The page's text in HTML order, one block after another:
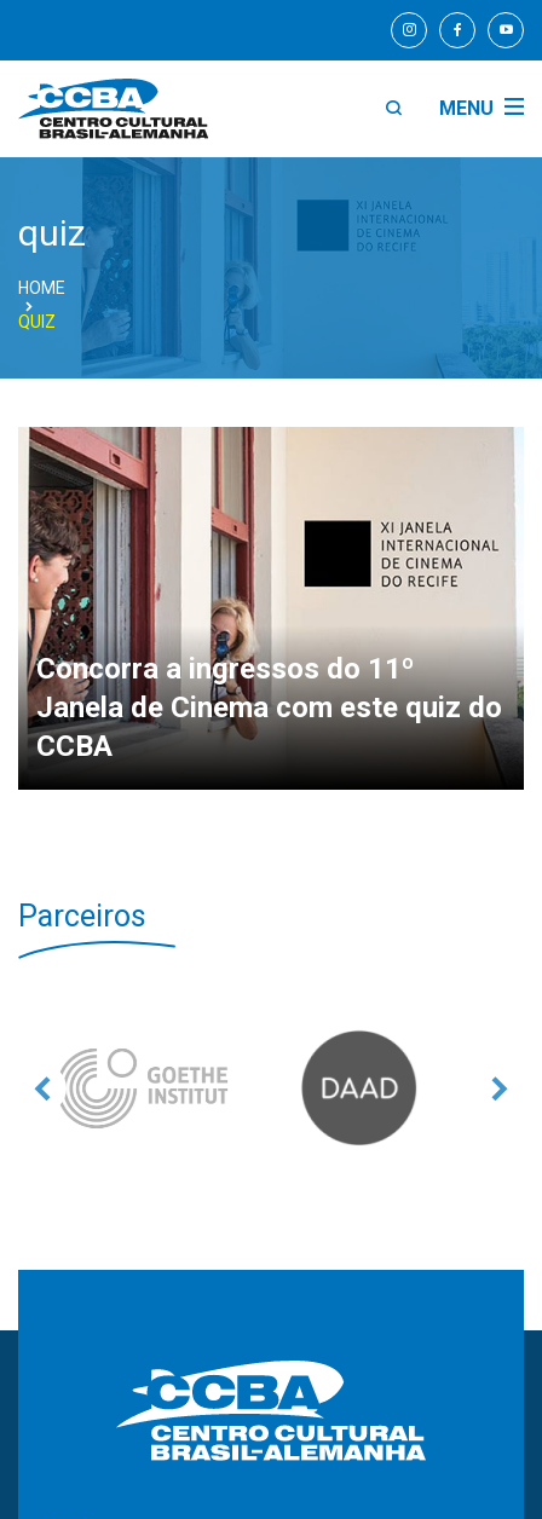
MENU
quiz
HOME
QUIZ
Concorra a ingressos do 11º
Janela de Cinema com este quiz do
CCBA
Parceiros